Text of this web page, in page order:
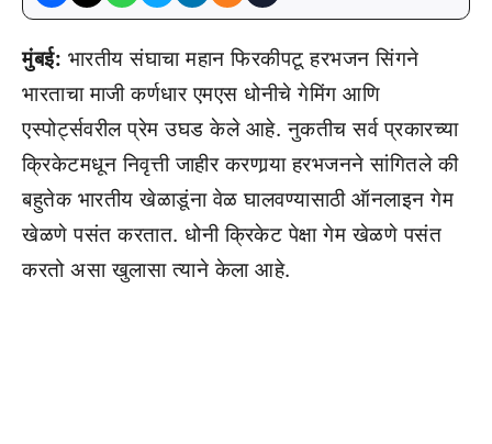
मुंबई: भारतीय संघाचा महान फिरकीपटू हरभजन सिंगने
भारताचा माजी कर्णधार एमएस धोनीचे गेमिंग आणि
एस्पोर्ट्सवरील प्रेम उघड केले आहे. नुकतीच सर्व प्रकारच्या
क्रिकेटमधून निवृत्ती जाहीर करणार्‍या हरभजनने सांगितले की
बहुतेक भारतीय खेळाडूंना वेळ घालवण्यासाठी ऑनलाइन गेम
खेळणे पसंत करतात. धोनी क्रिकेट पेक्षा गेम खेळणे पसंत
करतो असा खुलासा त्याने केला आहे.